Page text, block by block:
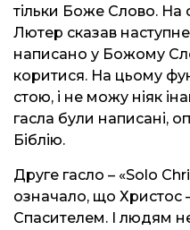
тільки Боже Слово. На
Лютер сказав
написано у Божому
коритися. На цьому
стою, і не можу ніяк
гасла були написані,
Біблію.
Друге гасло – «Solo
означало, що Христос
Спасителем. І людям